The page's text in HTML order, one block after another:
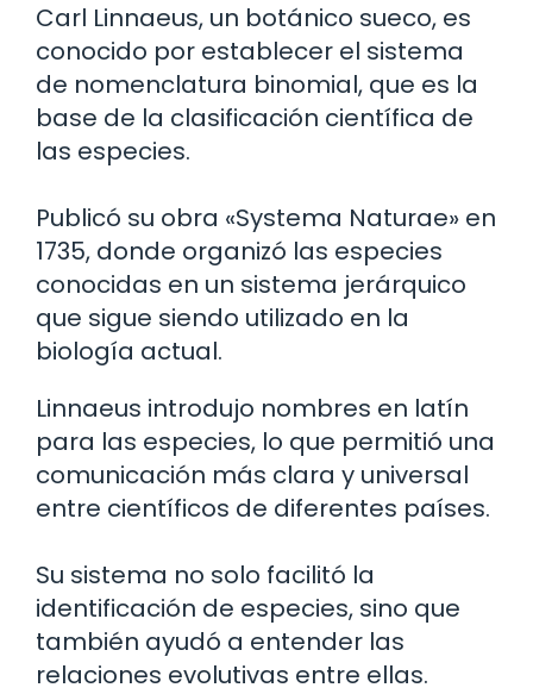
Carl Linnaeus, un botánico sueco, es
conocido por establecer el sistema
de nomenclatura binomial, que es la
base de la clasificación científica de
las especies.
Publicó su obra «Systema Naturae» en
1735, donde organizó las especies
conocidas en un sistema jerárquico
que sigue siendo utilizado en la
biología actual.
Linnaeus introdujo nombres en latín
para las especies, lo que permitió una
comunicación más clara y universal
entre científicos de diferentes países.
Su sistema no solo facilitó la
identificación de especies, sino que
también ayudó a entender las
relaciones evolutivas entre ellas.